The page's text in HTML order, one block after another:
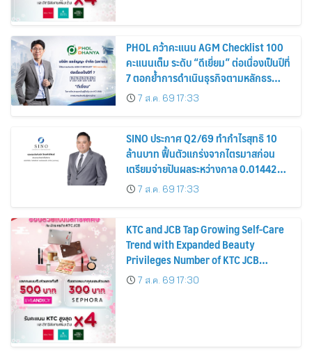
PHOL คว้าคะแนน AGM Checklist 100
คะแนนเต็ม ระดับ “ดีเยี่ยม” ต่อเนื่องเป็นปีที่
7 ตอกย้ำการดำเนินธุรกิจตามหลักธร
รมาภิบาล โปร่งใส สร้างความเชื่อมั่นผู้ถือ
หุ้น
7 ส.ค. 69 17:33
SINO ประกาศ Q2/69 ทำกำไรสุทธิ 10
ล้านบาท ฟื้นตัวแกร่งจากไตรมาสก่อน
เตรียมจ่ายปันผลระหว่างกาล 0.014423
บาทต่อหุ้น ครึ่งปีหลังมุ่งเติบโตต่อเนื่อง
7 ส.ค. 69 17:33
KTC and JCB Tap Growing Self-Care
Trend with Expanded Beauty
Privileges Number of KTC JCB
Cardmembers Spending on
Cosmetics Rises 26%
7 ส.ค. 69 17:30